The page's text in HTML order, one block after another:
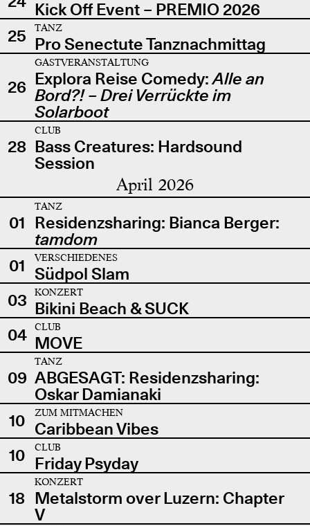
Kick Off Event – PREMIO 2026
25
TANZ
Pro Senectute Tanznachmittag
26
GASTVERANSTALTUNG
Explora Reise Comedy:Alle an
Bord?! – Drei Verrückte im
Solarboot
28
CLUB
Bass Creatures: Hardsound
Session
April 2026
01
TANZ
Residenzsharing: Bianca Berger:
tamdom
01
VERSCHIEDENES
Südpol Slam
03
KONZERT
Bikini Beach & SUCK
04
CLUB
MOVE
09
TANZ
ABGESAGT: Residenzsharing:
Oskar Damianaki
10
ZUM MITMACHEN
Caribbean Vibes
10
CLUB
Friday Psyday
18
KONZERT
Metalstorm over Luzern: Chapter
V